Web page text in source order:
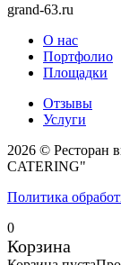
grand-63.ru
О нас
Портфолио
Площадки
Отзывы
Услуги
2026 © Ресторан
CATERING"
Политика
0
Корзина